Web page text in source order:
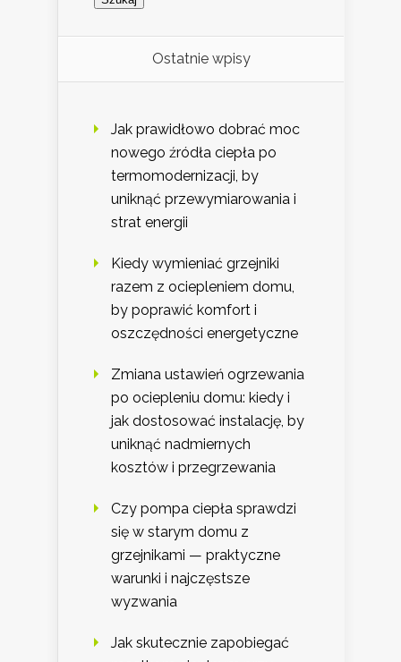
Ostatnie wpisy
Jak prawidłowo dobrać moc
nowego źródła ciepła po
termomodernizacji, by
uniknąć przewymiarowania i
strat energii
Kiedy wymieniać grzejniki
razem z ociepleniem domu,
by poprawić komfort i
oszczędności energetyczne
Zmiana ustawień ogrzewania
po ociepleniu domu: kiedy i
jak dostosować instalację, by
uniknąć nadmiernych
kosztów i przegrzewania
Czy pompa ciepła sprawdzi
się w starym domu z
grzejnikami — praktyczne
warunki i najczęstsze
wyzwania
Jak skutecznie zapobiegać